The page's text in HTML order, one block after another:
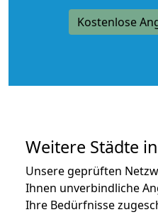
Kostenlose
Weitere Städte
Unsere geprüften
Ihnen unverbindliche
Ihre Bedürfnisse